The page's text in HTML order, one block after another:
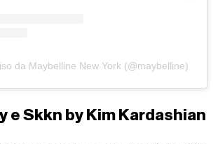
da Maybelline New York (@maybelline)
e Skkn by Kim Kardashian